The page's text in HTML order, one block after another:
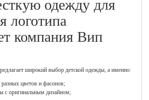
одежду для
логотипа
компания Вип
широкий выбор детской одежды, а именно:
цветов и фасонов;
с оригинальным дизайном;